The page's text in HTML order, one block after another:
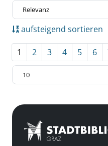
aufsteigend sortieren
1 2 3 4 5 6